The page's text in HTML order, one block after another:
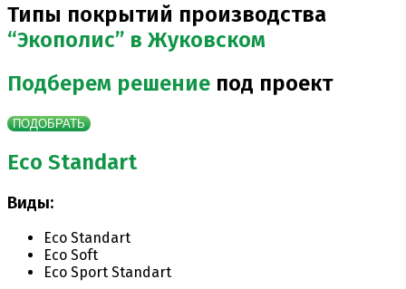
Типы покрытий производства
“Экополис” в Жуковском
Подберем решение под проект
ПОДОБРАТЬ
Eco Standart
Виды:
Eco Standart
Eco Soft
Eco Sport Standart